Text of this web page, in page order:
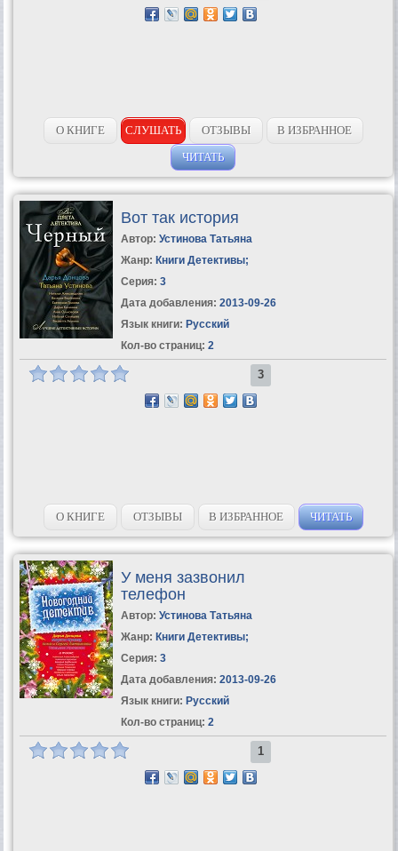
О КНИГЕ СЛУШАТЬ ОТЗЫВЫ
В ИЗБРАННОЕ
ЧИТАТЬ
Вот так история
Автор: Устинова Татьяна
Жанр: Книги Детективы;
Серия: 3
Дата добавления: 2013-09-26
Язык книги: Русский
Кол-во страниц: 2
3
О КНИГЕ ОТЗЫВЫ В ИЗБРАННОЕ ЧИТАТЬ
У меня зазвонил
телефон
Автор: Устинова Татьяна
Жанр: Книги Детективы;
Серия: 3
Дата добавления: 2013-09-26
Язык книги: Русский
Кол-во страниц: 2
1